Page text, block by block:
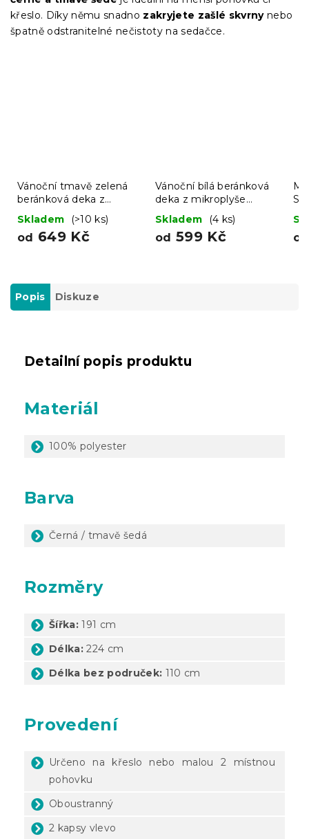
křeslo. Díky němu snadno zakryjete zašlé skvrnynebo
špatně odstranitelné nečistoty na sedačce.
Vánoční tmavě zelená
beránková deka z
mikroplyše SNĚHULÁK
A PERNÍČEK
Skladem (>10 ks)
od 649 Kč
Vánoční bílá beránková
deka z mikroplyše
RETRO CHRISTMAS
Skladem (4 ks)
od 599 Kč od
Popis Diskuze
Detailní popis produktu
Materiál
100% polyester
Barva
Černá / tmavě šedá
Rozměry
Šířka:191 cm
Délka:224 cm
Délka bez područek: 110 cm
Provedení
Určeno na křeslo nebo malou 2 místnou
pohovku
Oboustranný
2 kapsy vlevo